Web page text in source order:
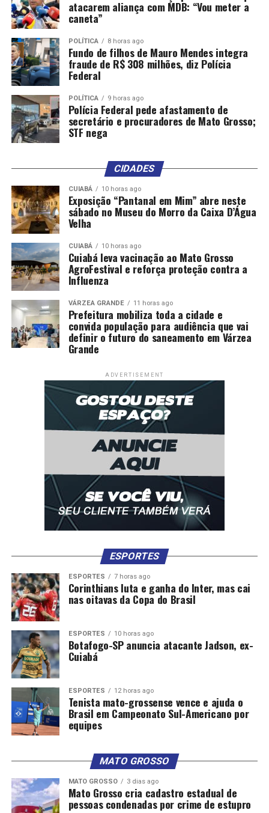
atacarem aliança com MDB: “Vou meter a
caneta”
POLÍTICA 8 horas ago
Fundo de filhos de Mauro Mendes integra
fraude de R$ 308 milhões, diz Polícia
Federal
POLÍTICA 9 horas ago
Polícia Federal pede afastamento de
secretário e procuradores de Mato Grosso;
STF nega
CIDADES
CUIABÁ 10 horas ago
Exposição “Pantanal em Mim” abre neste
sábado no Museu do Morro da Caixa D’Água
Velha
CUIABÁ 10 horas ago
Cuiabá leva vacinação ao Mato Grosso
AgroFestival e reforça proteção contra a
Influenza
VÁRZEA GRANDE 11 horas ago
Prefeitura mobiliza toda a cidade e
convida população para audiência que vai
definir o futuro do saneamento em Várzea
Grande
ADVERTISEMENT
ESPORTES
ESPORTES 7 horas ago
Corinthians luta e ganha do Inter, mas cai
nas oitavas da Copa do Brasil
ESPORTES 10 horas ago
Botafogo-SP anuncia atacante Jadson, ex-
Cuiabá
ESPORTES 12 horas ago
Tenista mato-grossense vence e ajuda o
Brasil em Campeonato Sul-Americano por
equipes
MATO GROSSO
MATO GROSSO 3 dias ago
Mato Grosso cria cadastro estadual de
pessoas condenadas por crime de estupro